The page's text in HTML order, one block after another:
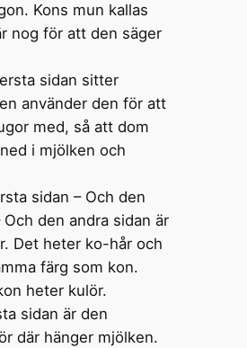
Kons mun kallas
nog för att den säger
sidan sitter
använder den för att
med, så att dom
i mjölken och
sidan – Och den
Och den andra sidan är
Det heter ko-hår och
färg som kon.
heter kulör.
sidan är den
där hänger mjölken.